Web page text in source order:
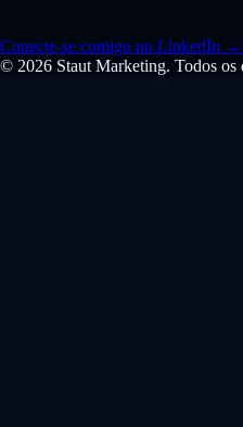
Conecte-se comigo no LinkedIn →
© 2026 Staut Marketing. Todos os